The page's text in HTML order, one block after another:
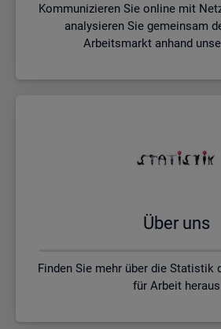
Kommunizieren Sie online mit
analysieren Sie gemeinsam
Arbeitsmarkt anhand
Über uns
Finden Sie mehr über die Statistik
für Arbeit heraus